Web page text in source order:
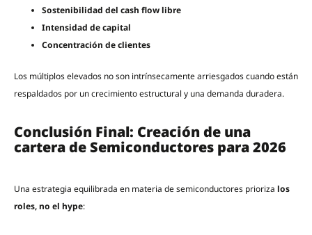
Sostenibilidad del cash flow libre
Intensidad de capital
Concentración de clientes
Los múltiplos elevados no son intrínsecamente arriesgados cuando están
respaldados por un crecimiento estructural y una demanda duradera.
Conclusión Final: Creación de una
cartera de Semiconductores para 2026
Una estrategia equilibrada en materia de semiconductores prioriza los
roles, no el hype: